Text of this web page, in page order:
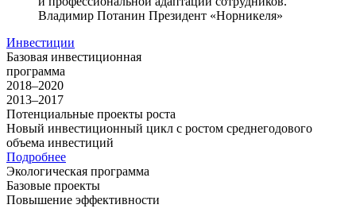
Владимир Потанин Президент «Норникеля»
Инвестиции
Базовая инвестиционная
программа
2018–2020
2013–2017
Потенциальные проекты роста
Новый инвестиционный цикл с ростом среднегодового
объема инвестиций
Подробнее
Экологическая программа
Базовые проекты
Повышение эффективности